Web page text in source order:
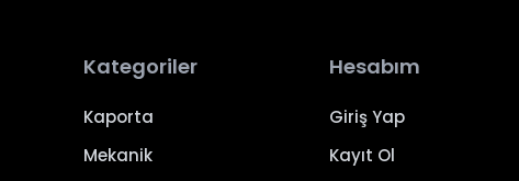
Kategoriler
Kaporta
Mekanik
Hesabım
Giriş Yap
Kayıt Ol